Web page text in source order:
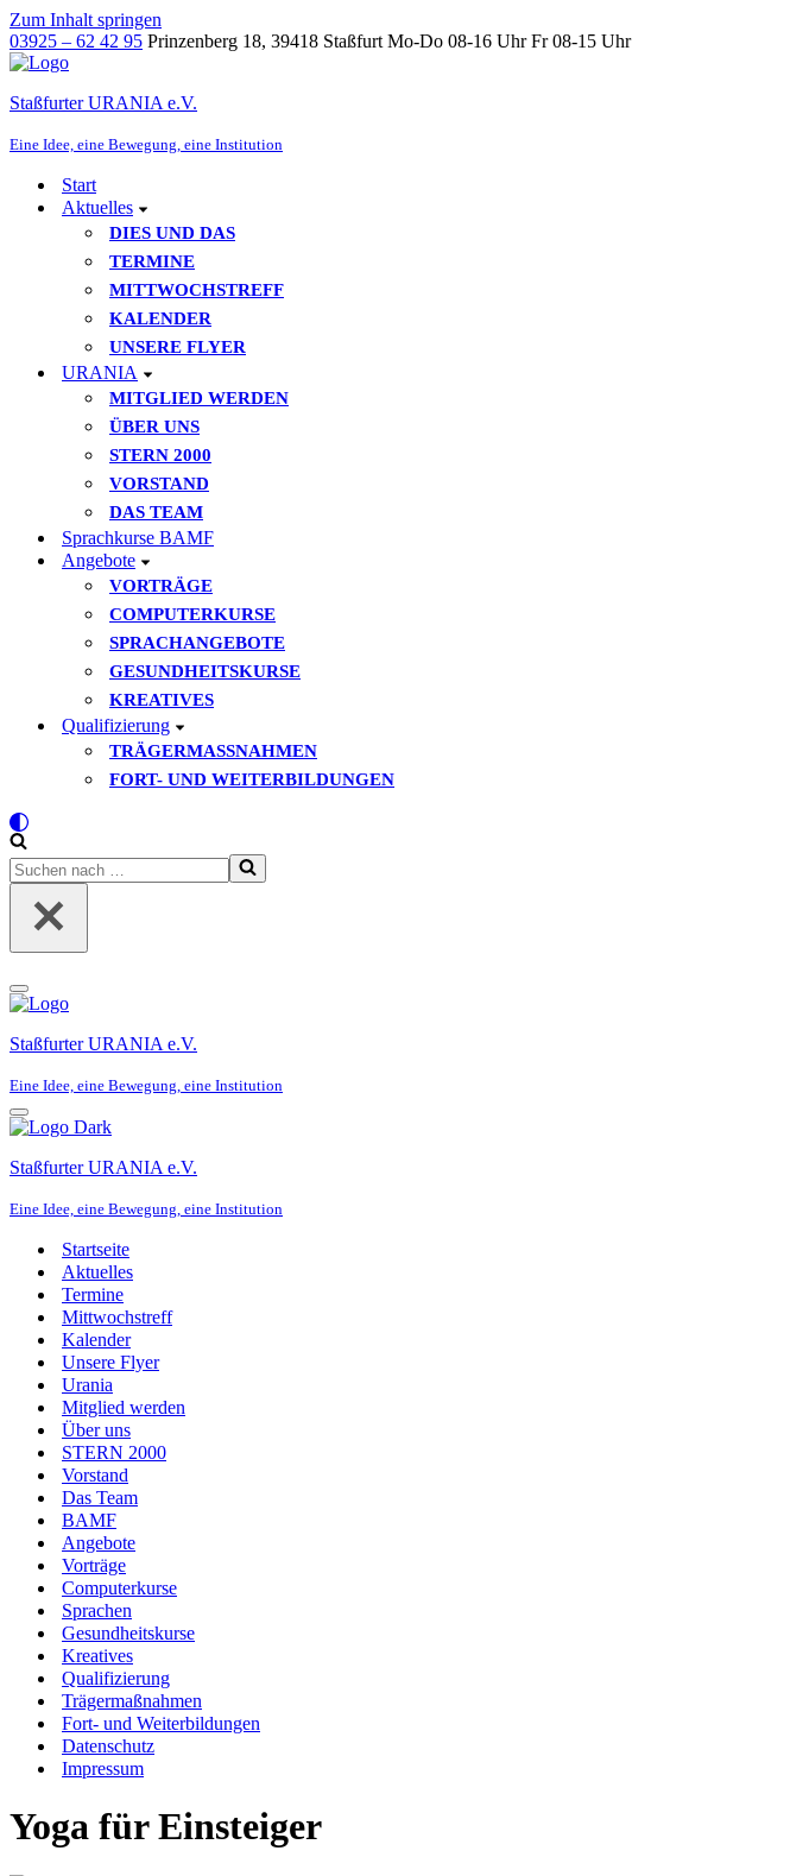
Zum Inhalt springen
03925 – 62 42 95 Prinzenberg 18, 39418 Staßfurt Mo-Do 08-16 Uhr Fr 08-15 Uhr
Staßfurter URANIA e.V.
Eine Idee, eine Bewegung, eine Institution
Start
Aktuelles
DIES UND DAS
TERMINE
MITTWOCHSTREFF
KALENDER
UNSERE FLYER
URANIA
MITGLIED WERDEN
ÜBER UNS
STERN 2000
VORSTAND
DAS TEAM
Sprachkurse BAMF
Angebote
VORTRÄGE
COMPUTERKURSE
SPRACHANGEBOTE
GESUNDHEITSKURSE
KREATIVES
Qualifizierung
TRÄGERMASSNAHMEN
FORT- UND WEITERBILDUNGEN
Suchen
nach …
Navigationsmenü
Staßfurter URANIA e.V.
Eine Idee, eine Bewegung, eine Institution
Navigationsmenü
Staßfurter URANIA e.V.
Eine Idee, eine Bewegung, eine Institution
Startseite
Aktuelles
Termine
Mittwochstreff
Kalender
Unsere Flyer
Urania
Mitglied werden
Über uns
STERN 2000
Vorstand
Das Team
BAMF
Angebote
Vorträge
Computerkurse
Sprachen
Gesundheitskurse
Kreatives
Qualifizierung
Trägermaßnahmen
Fort- und Weiterbildungen
Datenschutz
Impressum
Yoga für Einsteiger